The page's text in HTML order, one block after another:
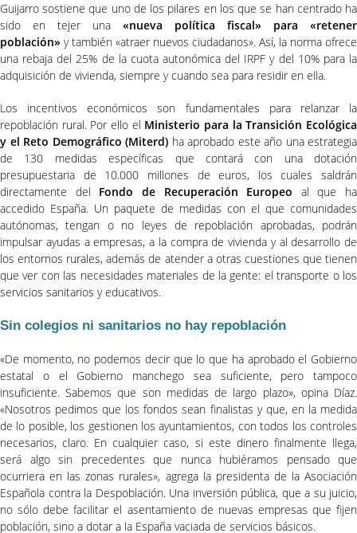
Guijarro sostiene que uno de los pilares en los que se han centrado ha
sido en tejer una «nueva política fiscal» para «retener
población» y también «atraer nuevos ciudadanos». Así, la norma ofrece
una rebaja del 25% de la cuota autonómica del IRPF y del 10% para la
adquisición de vivienda, siempre y cuando sea para residir en ella.
Los incentivos económicos son fundamentales para relanzar la
repoblación rural. Por ello el Ministerio para la Transición Ecológica
y el Reto Demográfico (Miterd) ha aprobado este año una estrategia
de 130 medidas específicas que contará con una dotación
presupuestaria de 10.000 millones de euros, los cuales saldrán
directamente del Fondo de Recuperación Europeo al que ha
accedido España. Un paquete de medidas con el que comunidades
autónomas, tengan o no leyes de repoblación aprobadas, podrán
impulsar ayudas a empresas, a la compra de vivienda y al desarrollo de
los entornos rurales, además de atender a otras cuestiones que tienen
que ver con las necesidades materiales de la gente: el transporte o los
servicios sanitarios y educativos.
Sin colegios ni sanitarios no hay repoblación
«De momento, no podemos decir que lo que ha aprobado el Gobierno
estatal o el Gobierno manchego sea suficiente, pero tampoco
insuficiente. Sabemos que son medidas de largo plazo», opina Díaz.
«Nosotros pedimos que los fondos sean finalistas y que, en la medida
de lo posible, los gestionen los ayuntamientos, con todos los controles
necesarios, claro. En cualquier caso, si este dinero finalmente llega,
será algo sin precedentes que nunca hubiéramos pensado que
ocurriera en las zonas rurales», agrega la presidenta de la Asociación
Española contra la Despoblación. Una inversión pública, que a su juicio,
no sólo debe facilitar el asentamiento de nuevas empresas que fijen
población, sino a dotar a la España vaciada de servicios básicos.